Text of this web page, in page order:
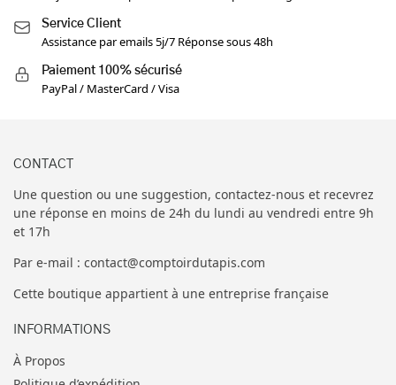
Service Client
Assistance par emails 5j/7 Réponse sous 48h
Paiement 100% sécurisé
PayPal / MasterCard / Visa
CONTACT
Une question ou une suggestion, contactez-nous et recevrez
une réponse en moins de 24h du lundi au vendredi entre 9h
et 17h
Par e-mail : contact@comptoirdutapis.com
Cette boutique appartient à une entreprise française
INFORMATIONS
À Propos